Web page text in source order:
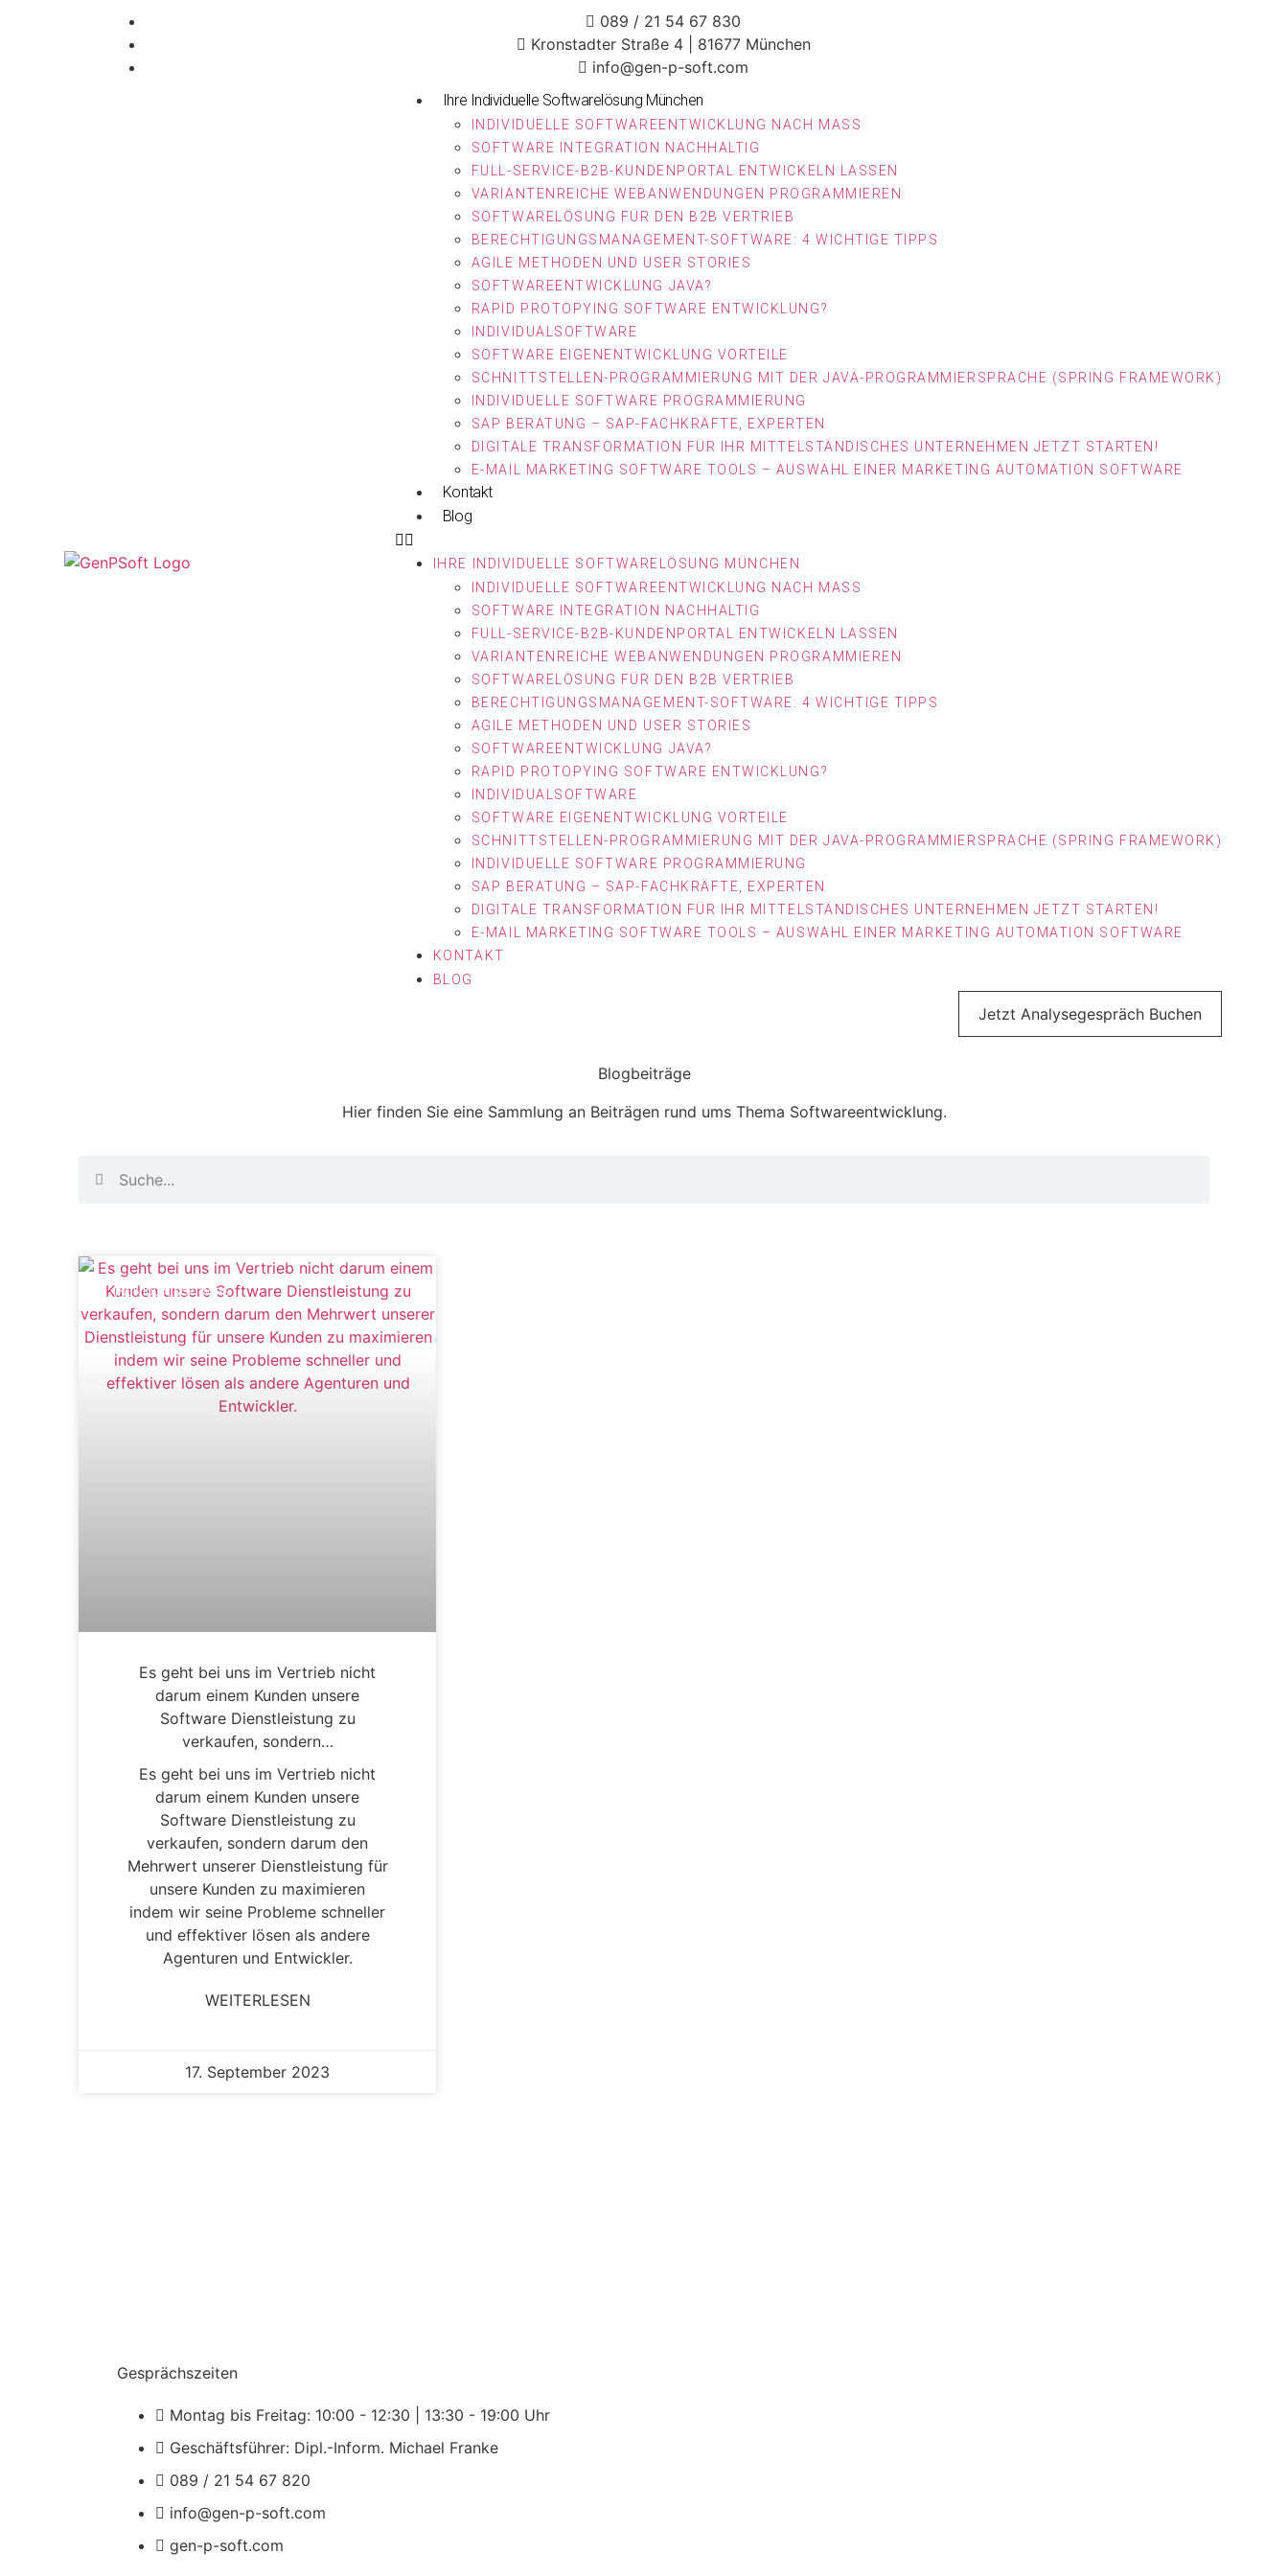
089 / 21 54 67 830
Kronstadter Straße 4 | 81677 München
info@gen-p-soft.com
Ihre Individuelle Softwarelösung München
INDIVIDUELLE SOFTWAREENTWICKLUNG NACH MASS
SOFTWARE INTEGRATION NACHHALTIG
FULL-SERVICE-B2B-KUNDENPORTAL ENTWICKELN LASSEN
VARIANTENREICHE WEBANWENDUNGEN PROGRAMMIEREN
SOFTWARELÖSUNG FÜR DEN B2B VERTRIEB
BERECHTIGUNGSMANAGEMENT-SOFTWARE: 4 WICHTIGE TIPPS
AGILE METHODEN UND USER STORIES
SOFTWAREENTWICKLUNG JAVA?
RAPID PROTOPYING SOFTWARE ENTWICKLUNG?
INDIVIDUALSOFTWARE
SOFTWARE EIGENENTWICKLUNG VORTEILE
SCHNITTSTELLEN-PROGRAMMIERUNG MIT DER JAVA-PROGRAMMIERSPRACHE (SPRING FRAMEWORK)
INDIVIDUELLE SOFTWARE PROGRAMMIERUNG
SAP BERATUNG – SAP-FACHKRÄFTE, EXPERTEN
DIGITALE TRANSFORMATION FÜR IHR MITTELSTÄNDISCHES UNTERNEHMEN JETZT STARTEN!
E-MAIL MARKETING SOFTWARE TOOLS – AUSWAHL EINER MARKETING AUTOMATION SOFTWARE
Kontakt
Blog
IHRE INDIVIDUELLE SOFTWARELÖSUNG MÜNCHEN
INDIVIDUELLE SOFTWAREENTWICKLUNG NACH MASS
SOFTWARE INTEGRATION NACHHALTIG
FULL-SERVICE-B2B-KUNDENPORTAL ENTWICKELN LASSEN
VARIANTENREICHE WEBANWENDUNGEN PROGRAMMIEREN
SOFTWARELÖSUNG FÜR DEN B2B VERTRIEB
BERECHTIGUNGSMANAGEMENT-SOFTWARE: 4 WICHTIGE TIPPS
AGILE METHODEN UND USER STORIES
SOFTWAREENTWICKLUNG JAVA?
RAPID PROTOPYING SOFTWARE ENTWICKLUNG?
INDIVIDUALSOFTWARE
SOFTWARE EIGENENTWICKLUNG VORTEILE
SCHNITTSTELLEN-PROGRAMMIERUNG MIT DER JAVA-PROGRAMMIERSPRACHE (SPRING FRAMEWORK)
INDIVIDUELLE SOFTWARE PROGRAMMIERUNG
SAP BERATUNG – SAP-FACHKRÄFTE, EXPERTEN
DIGITALE TRANSFORMATION FÜR IHR MITTELSTÄNDISCHES UNTERNEHMEN JETZT STARTEN!
E-MAIL MARKETING SOFTWARE TOOLS – AUSWAHL EINER MARKETING AUTOMATION SOFTWARE
KONTAKT
BLOG
Jetzt Analysegespräch Buchen
Blogbeiträge
Hier finden Sie eine Sammlung an Beiträgen rund ums Thema Softwareentwicklung.
INDIVIDUALSOFTWARE
Es geht bei uns im Vertrieb nicht
darum einem Kunden unsere
Software Dienstleistung zu
verkaufen, sondern…
Es geht bei uns im Vertrieb nicht
darum einem Kunden unsere
Software Dienstleistung zu
verkaufen, sondern darum den
Mehrwert unserer Dienstleistung für
unsere Kunden zu maximieren
indem wir seine Probleme schneller
und effektiver lösen als andere
Agenturen und Entwickler.
WEITERLESEN
17. September 2023
Gesprächszeiten
Montag bis Freitag: 10:00 - 12:30 | 13:30 - 19:00 Uhr
Geschäftsführer: Dipl.-Inform. Michael Franke
089 / 21 54 67 820
info@gen-p-soft.com
gen-p-soft.com